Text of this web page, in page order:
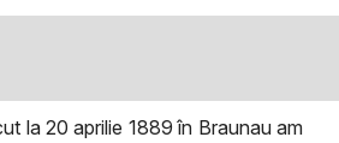
la 20 aprilie 1889 în Braunau am